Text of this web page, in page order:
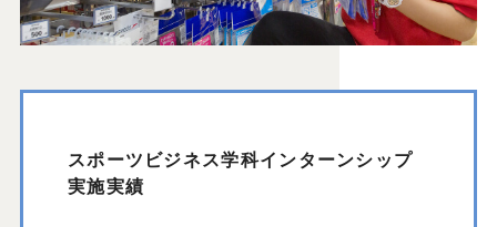
スポーツビジネス学科インターンシップ
実施実績